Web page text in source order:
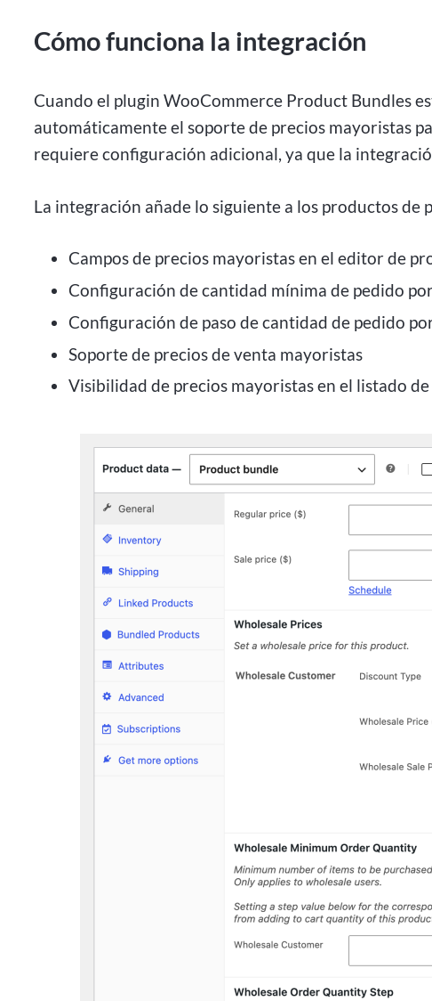
Cómo funciona la integración
Cuando el plugin WooCommerce Product Bundles
automáticamente el soporte de precios mayoristas
requiere configuración adicional, ya que la
La integración añade lo siguiente a los productos de
Campos de precios mayoristas en el editor de
Configuración de cantidad mínima de pedido
Configuración de paso de cantidad de pedido
Soporte de precios de venta mayoristas
Visibilidad de precios mayoristas en el listado